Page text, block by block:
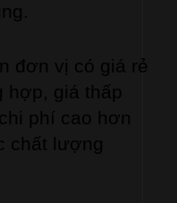
đơn vị có giá rẻ
hợp, giá thấp
phí cao hơn
chất lượng